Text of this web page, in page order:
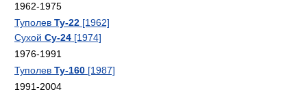
1962-1975
Туполев Ту-22 [1962]
Сухой Су-24 [1974]
1976-1991
Туполев Ту-160 [1987]
1991-2004